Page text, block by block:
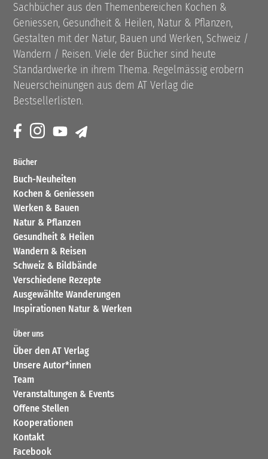
Sachbücher aus den Themenbereichen Kochen &
Geniessen, Gesundheit & Heilen, Natur & Pflanzen,
Gestalten mit der Natur, Bauen und Werken, Schweiz /
Wandern / Reisen. Viele der Bücher sind heute
Standardwerke in ihrem Thema. Regelmässig erobern
Neuerscheinungen aus dem AT Verlag die
Bestsellerlisten.
Bücher
Buch-Neuheiten
Kochen & Geniessen
Werken & Bauen
Natur & Pflanzen
Gesundheit & Heilen
Wandern & Reisen
Schweiz & Bildbände
Verschiedene Rezepte
Ausgewählte Wanderungen
Inspirationen Natur & Werken
Über uns
Über den AT Verlag
Unsere Autor*innen
Team
Veranstaltungen & Events
Offene Stellen
Kooperationen
Kontakt
Facebook